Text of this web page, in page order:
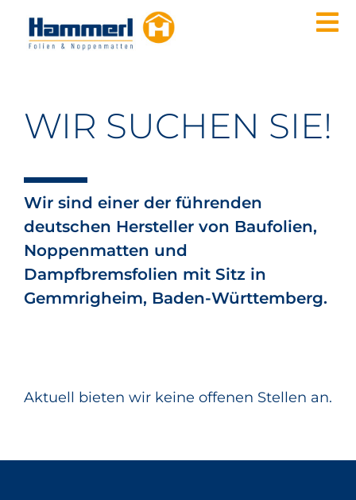
Inhalt
springen
QUALITÄT & UMWELT
KONTAKT
DE
WIR SUCHEN SIE!
Wir sind einer der führenden
deutschen Hersteller von Baufolien,
Noppenmatten und
Dampfbremsfolien mit Sitz in
Gemmrigheim, Baden-Württemberg.
Aktuell bieten wir keine offenen Stellen an.